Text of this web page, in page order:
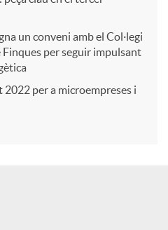
un conveni amb el Col·legi
per seguir impulsant
per a microempreses i